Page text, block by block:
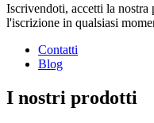
Iscrivendoti, accetti la
l'iscrizione in qualsiasi
Contatti
Blog
I nostri prodotti